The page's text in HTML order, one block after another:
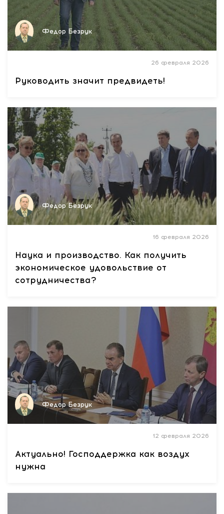
Федор Безрук
26 февраля 2026
Руководить значит предвидеть!
Федор Безрук
16 февраля 2026
Наука и производство. Как получить
экономическое удовольствие от
сотрудничества?
Федор Безрук
12 февраля 2026
Актуально! Господдержка как воздух
нужна